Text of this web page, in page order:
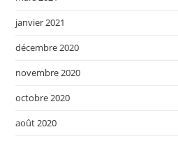
janvier 2021
décembre 2020
novembre 2020
octobre 2020
août 2020